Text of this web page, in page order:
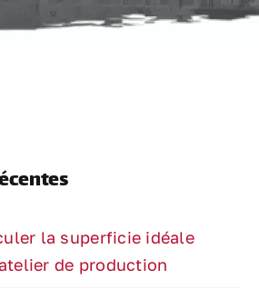
la superficie idéale
de production